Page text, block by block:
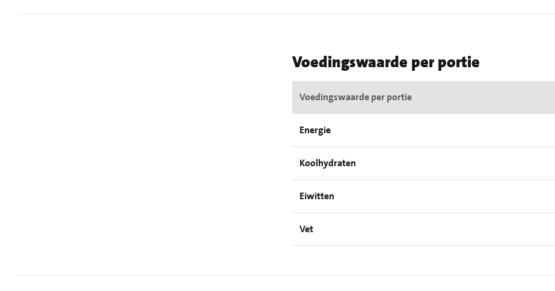
Voedingswaarde per portie
Voedingswaarde per portie
Energie
Koolhydraten
Eiwitten
Vet